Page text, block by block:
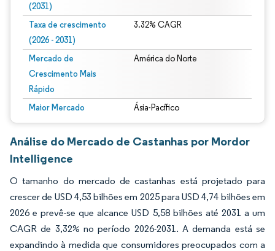
(2031)
Taxa de crescimento
(2026 - 2031)
3.32% CAGR
Mercado de
Crescimento Mais
Rápido
América do Norte
Maior Mercado Ásia-Pacífico
Análise do Mercado de Castanhas por Mordor
Intelligence
O tamanho do mercado de castanhas está projetado para
crescer de USD 4,53 bilhões em 2025 para USD 4,74 bilhões em
2026 e prevê-se que alcance USD 5,58 bilhões até 2031 a um
CAGR de 3,32% no período 2026-2031. A demanda está se
expandindo à medida que consumidores preocupados com a